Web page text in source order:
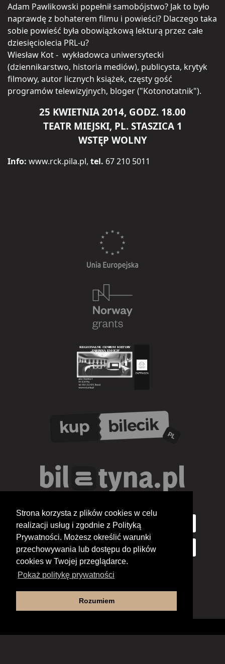
Strona korzysta z plików cookies w celu
realizacji usług i zgodnie z Polityką
Prywatności. Możesz określić warunki
przechowywania lub dostępu do plików
cookies w Twojej przeglądarce.
Pokaż politykę prywatności
Rozumiem
Adam Pawlikowski popełnił samobójstwo? Jak to było
naprawdę z bohaterem filmu i powieści? Dlaczego taka
sobie powieść była obowiązkową lekturą przez całe
dziesięciolecia PRL-u?
Wiesław Kot - wykładowca uniwersytecki
(dziennikarstwo, historia mediów), publicysta, krytyk
filmowy, autor licznych książek, częsty gość
programów telewizyjnych, bloger ("Kotonotatnik").
25 KWIETNIA 2014, GODZ. 18.00
TEATR MIEJSKI, PL. STASZICA 1
WSTĘP WOLNY
Info: www.rck.pila.pl, tel. 67 210 5011